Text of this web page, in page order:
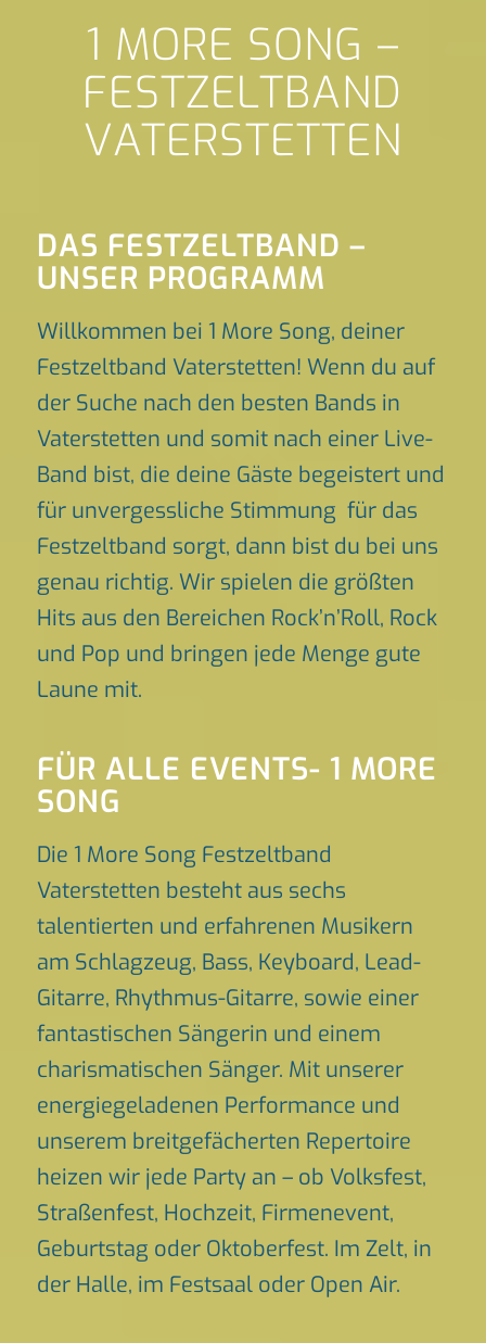
1 MORE SONG –
FESTZELTBAND
VATERSTETTEN
DAS FESTZELTBAND –
UNSER PROGRAMM
Willkommen bei 1 More Song, deiner
Festzeltband Vaterstetten! Wenn du auf
der Suche nach den besten Bands in
Vaterstetten und somit nach einer Live-
Band bist, die deine Gäste begeistert und
für unvergessliche Stimmung für das
Festzeltband sorgt, dann bist du bei uns
genau richtig. Wir spielen die größten
Hits aus den Bereichen Rock’n’Roll, Rock
und Pop und bringen jede Menge gute
Laune mit.
FÜR ALLE EVENTS- 1 MORE
SONG
Die 1 More Song Festzeltband
Vaterstetten besteht aus sechs
talentierten und erfahrenen Musikern
am Schlagzeug, Bass, Keyboard, Lead-
Gitarre, Rhythmus-Gitarre, sowie einer
fantastischen Sängerin und einem
charismatischen Sänger. Mit unserer
energiegeladenen Performance und
unserem breitgefächerten Repertoire
heizen wir jede Party an – ob Volksfest,
Straßenfest, Hochzeit, Firmenevent,
Geburtstag oder Oktoberfest. Im Zelt, in
der Halle, im Festsaal oder Open Air.